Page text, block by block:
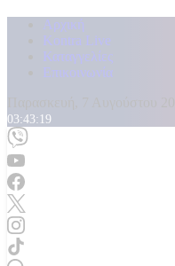
Αρχική
Kontra Live
Καταγγελίες
Επικοινωνία
03:43:21